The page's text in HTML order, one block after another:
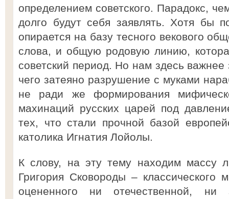
определением советского. Парадокс,
долго будут себя заявлять. Хотя бы
опирается на базу тесного векового
слова, и общую родовую линию,
советский период. Но нам здесь
чего затеяно разрушение с муками
не ради же формирования
махинаций русских царей под
тех, что стали прочной базой
католика Игнатия Лойолы.
К слову, на эту тему находим массу
Григория Сковороды – классического
оцененного ни отечественной, ни